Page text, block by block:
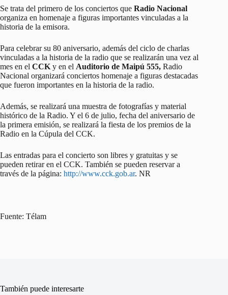
Se trata del primero de los conciertos que Radio Nacional
organiza en homenaje a figuras importantes vinculadas a la
historia de la emisora.
Para celebrar su 80 aniversario, además del ciclo de charlas
vinculadas a la historia de la radio que se realizarán una vez al
mes en el CCK y en el Auditorio de Maipú 555, Radio
Nacional organizará conciertos homenaje a figuras destacadas
que fueron importantes en la historia de la radio.
Además, se realizará una muestra de fotografías y material
histórico de la Radio. Y el 6 de julio, fecha del aniversario de
la primera emisión, se realizará la fiesta de los premios de la
Radio en la Cúpula del CCK.
Las entradas para el concierto son libres y gratuitas y se
pueden retirar en el CCK. También se pueden reservar a
través de la página: http://www.cck.gob.ar. NR
Fuente: Télam
También puede interesarte